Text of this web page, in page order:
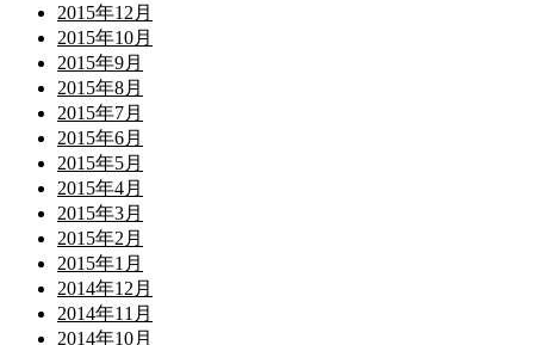
2015年12月
2015年10月
2015年9月
2015年8月
2015年7月
2015年6月
2015年5月
2015年4月
2015年3月
2015年2月
2015年1月
2014年12月
2014年11月
2014年10月